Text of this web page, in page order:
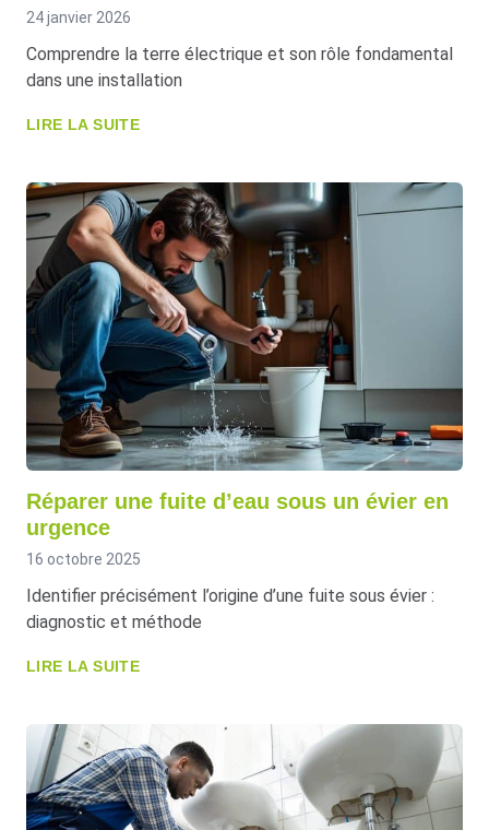
24 janvier 2026
Comprendre la terre électrique et son rôle fondamental
dans une installation
LIRE LA SUITE
Réparer une fuite d’eau sous un évier en
urgence
16 octobre 2025
Identifier précisément l’origine d’une fuite sous évier :
diagnostic et méthode
LIRE LA SUITE